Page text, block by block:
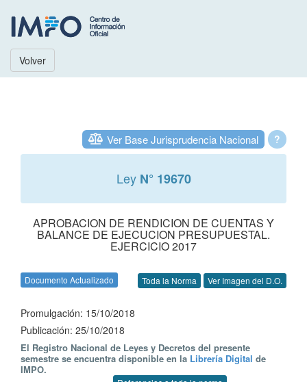
Volver
?
Ver Base Jurisprudencia Nacional
Ley N° 19670
APROBACION DE RENDICION DE CUENTAS Y
BALANCE DE EJECUCION PRESUPUESTAL.
EJERCICIO 2017
Documento Actualizado Toda la Norma Ver Imagen del D.O.
Promulgación: 15/10/2018
Publicación: 25/10/2018
El Registro Nacional de Leyes y Decretos del presente
semestre se encuentra disponible en la Librería Digital de
IMPO.